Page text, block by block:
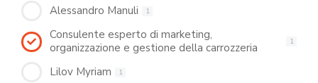
Alessandro Manuli 1
Consulente esperto di marketing,
organizzazione e gestione della carrozzeria
1
Lilov Myriam 1